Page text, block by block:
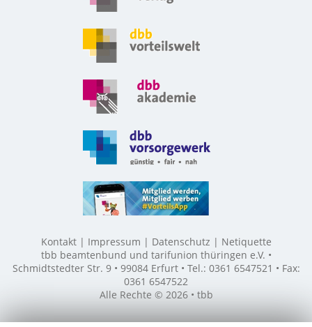
Kontakt Impressum Datenschutz
Netiquette
tbb beamtenbund und tarifunion thüringen e.V. •
Schmidtstedter Str. 9 • 99084 Erfurt • Tel.: 0361 6547521 • Fax:
0361 6547522
Alle Rechte © 2026 • tbb